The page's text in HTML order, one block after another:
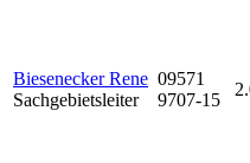
Biesenecker Rene
Sachgebietsleiter
09571
9707-15